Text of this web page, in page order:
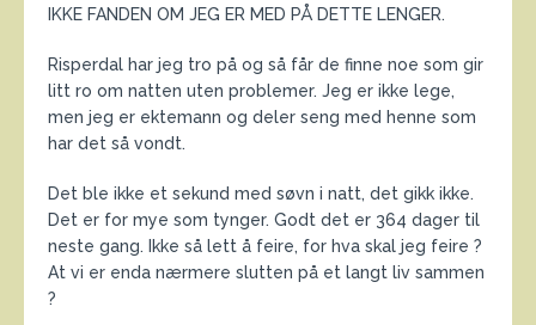
IKKE FANDEN OM JEG ER MED PÅ DETTE LENGER.
Risperdal har jeg tro på og så får de finne noe som gir
litt ro om natten uten problemer. Jeg er ikke lege,
men jeg er ektemann og deler seng med henne som
har det så vondt.
Det ble ikke et sekund med søvn i natt, det gikk ikke.
Det er for mye som tynger. Godt det er 364 dager til
neste gang. Ikke så lett å feire, for hva skal jeg feire ?
At vi er enda nærmere slutten på et langt liv sammen
?